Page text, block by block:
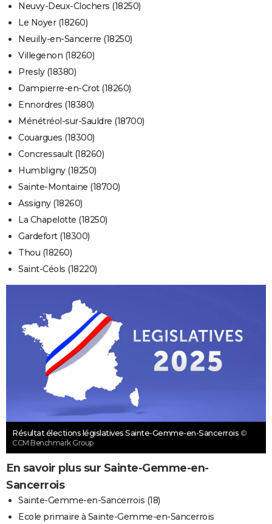
Neuvy-Deux-Clochers (18250)
Le Noyer (18260)
Neuilly-en-Sancerre (18250)
Villegenon (18260)
Presly (18380)
Dampierre-en-Crot (18260)
Ennordres (18380)
Ménétréol-sur-Sauldre (18700)
Couargues (18300)
Concressault (18260)
Humbligny (18250)
Sainte-Montaine (18700)
Assigny (18260)
La Chapelotte (18250)
Gardefort (18300)
Thou (18260)
Saint-Céols (18220)
Résultat élections législatives Sainte-Gemme-en-Sancerrois ©
CCM Benchmark Group
En savoir plus sur Sainte-Gemme-en-
Sancerrois
Sainte-Gemme-en-Sancerrois (18)
Ecole primaire à Sainte-Gemme-en-Sancerrois